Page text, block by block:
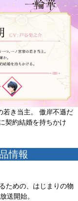
き当主。 傲岸不遜だ
契約結婚を持ちかけ
情報
ための、はじまりの物
送開始。